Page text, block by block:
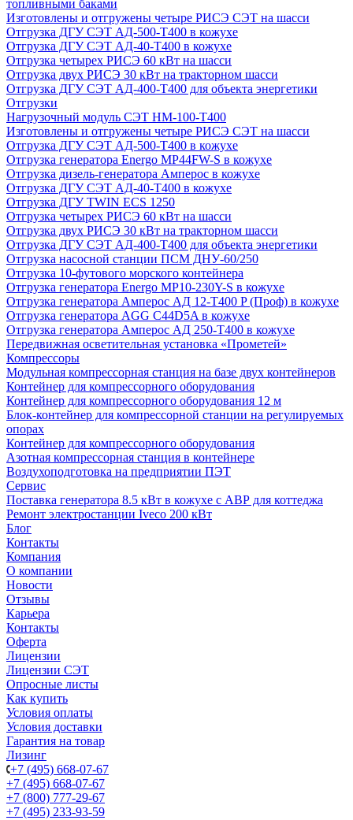
топливными баками
Изготовлены и отгружены четыре РИСЭ СЭТ на шасси
Отгрузка ДГУ СЭТ АД-500-Т400 в кожухе
Отгрузка ДГУ СЭТ АД-40-Т400 в кожухе
Отгрузка четырех РИСЭ 60 кВт на шасси
Отгрузка двух РИСЭ 30 кВт на тракторном шасси
Отгрузка ДГУ СЭТ АД-400-Т400 для объекта энергетики
Отгрузки
Нагрузочный модуль СЭТ НМ-100-Т400
Изготовлены и отгружены четыре РИСЭ СЭТ на шасси
Отгрузка ДГУ СЭТ АД-500-Т400 в кожухе
Отгрузка генератора Energo MP44FW-S в кожухе
Отгрузка дизель-генератора Амперос в кожухе
Отгрузка ДГУ СЭТ АД-40-Т400 в кожухе
Отгрузка ДГУ TWIN ECS 1250
Отгрузка четырех РИСЭ 60 кВт на шасси
Отгрузка двух РИСЭ 30 кВт на тракторном шасси
Отгрузка ДГУ СЭТ АД-400-Т400 для объекта энергетики
Отгрузка насосной станции ПСМ ДНУ-60/250
Отгрузка 10-футового морского контейнера
Отгрузка генератора Energo MP10-230Y-S в кожухе
Отгрузка генератора Амперос АД 12-Т400 P (Проф) в кожухе
Отгрузка генератора AGG C44D5A в кожухе
Отгрузка генератора Амперос АД 250-Т400 в кожухе
Передвижная осветительная установка «Прометей»
Компрессоры
Модульная компрессорная станция на базе двух контейнеров
Контейнер для компрессорного оборудования
Контейнер для компрессорного оборудования 12 м
Блок-контейнер для компрессорной станции на регулируемых
опорах
Контейнер для компрессорного оборудования
Азотная компрессорная станция в контейнере
Воздухоподготовка на предприятии ПЭТ
Сервис
Поставка генератора 8.5 кВт в кожухе с АВР для коттеджа
Ремонт электростанции Iveco 200 кВт
Блог
Контакты
Компания
О компании
Новости
Отзывы
Карьера
Контакты
Оферта
Лицензии
Лицензии СЭТ
Опросные листы
Как купить
Условия оплаты
Условия доставки
Гарантия на товар
Лизинг
+7 (495) 668-07-67
+7 (495) 668-07-67
+7 (800) 777-29-67
+7 (495) 233-93-59